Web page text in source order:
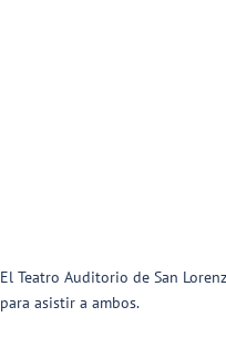
El Teatro Auditorio de San
para asistir a ambos.